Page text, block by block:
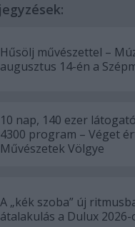
Hűsölj művészettel –
augusztus 14-én a
10 nap, 140 ezer
4300 program – Véget
Művészetek Völgye
A „kék szoba” új
átalakulás a Dulux 2026-